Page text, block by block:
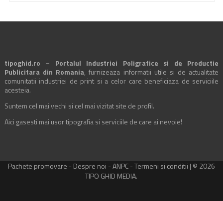
tipoghid.ro – Portalul Industriei Poligrafice si de Productie
Publicitara din Romania, furnizeaza informatii utile si de actualitate
comunitatii industriei de print si a celor care beneficiaza de serviciile
acesteia.
Suntem cel mai vechi si cel mai vizitat site de profil.
Aici gasesti mai usor tipografia si serviciile de care ai nevoie!
Pachete promovare - Despre noi -ANPC-Termeni si conditii | © 2026
TIPO GHID MEDIA.